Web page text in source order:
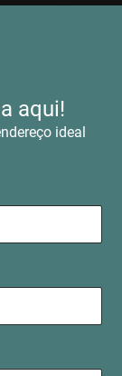
aqui!
ideal